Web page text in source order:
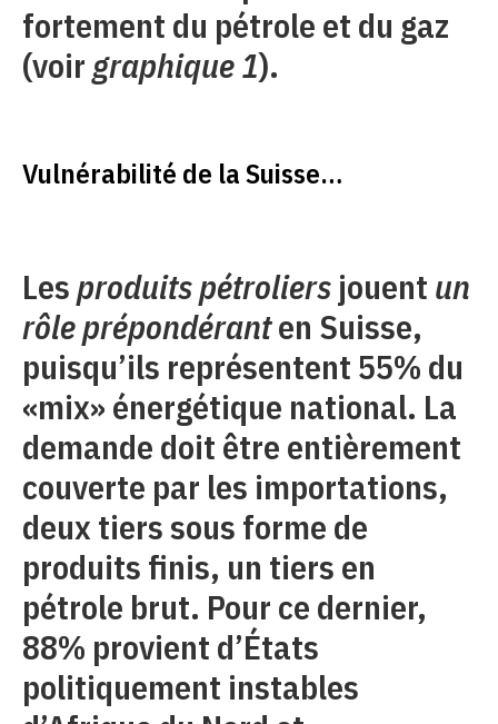
fortement du pétrole et du gaz
(voir graphique 1).
Vulnérabilité de la Suisse…
Lesproduits pétroliers jouent un
rôle prépondéranten Suisse,
puisqu’ils représentent 55% du
«mix» énergétique national. La
demande doit être entièrement
couverte par les importations,
deux tiers sous forme de
produits finis, un tiers en
pétrole brut. Pour ce dernier,
88% provient d’États
politiquement instables